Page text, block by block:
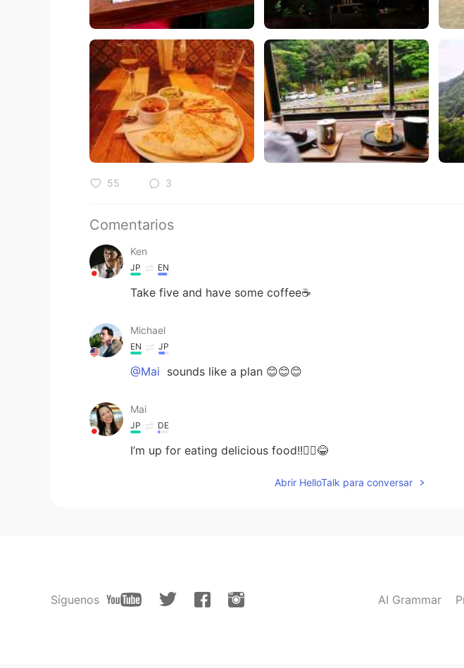
55 3
Comentarios
Ken
JP EN
Take five and have some coffee☕
Michael
EN JP
@Mai sounds like a plan 😊😊😊
Mai
JP DE
I’m up for eating delicious food!!🙋‍♀️😂
Abrir HelloTalk para conversar
Síguenos AI Grammar